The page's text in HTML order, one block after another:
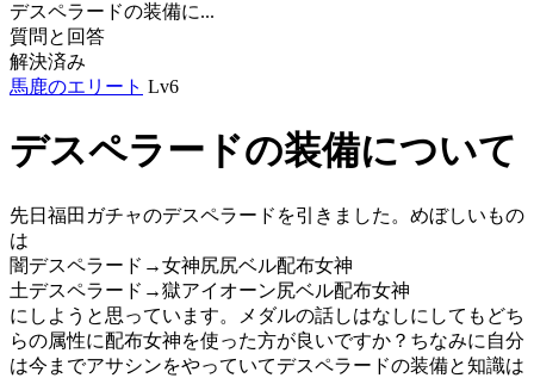
デスペラードの装備に...
質問と回答
解決済み
馬鹿のエリート Lv6
デスペラードの装備について
先日福田ガチャのデスペラードを引きました。めぼしいもの
は
闇デスペラード→女神尻尻ベル配布女神
土デスペラード→獄アイオーン尻ベル配布女神
にしようと思っています。メダルの話しはなしにしてもどち
らの属性に配布女神を使った方が良いですか？ちなみに自分
は今までアサシンをやっていてデスペラードの装備と知識は